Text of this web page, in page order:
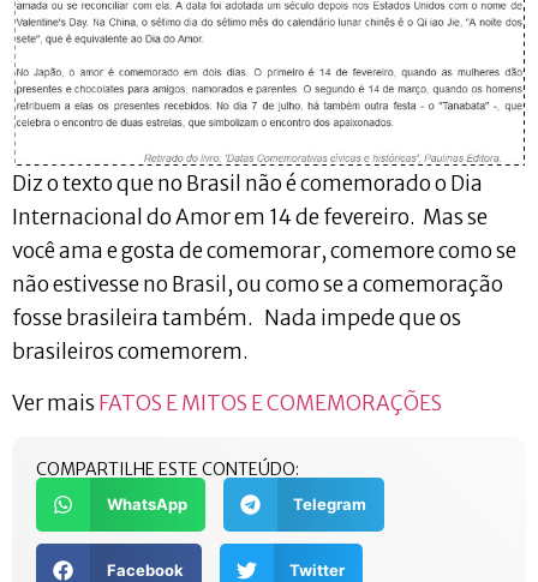
Diz o texto que no Brasil não é comemorado o Dia
Internacional do Amor em 14 de fevereiro. Mas se
você ama e gosta de comemorar, comemore como se
não estivesse no Brasil, ou como se a comemoração
fosse brasileira também. Nada impede que os
brasileiros comemorem.
Ver mais FATOS E MITOS E COMEMORAÇÕES
COMPARTILHE ESTE CONTEÚDO:
WhatsApp Telegram
Facebook Twitter